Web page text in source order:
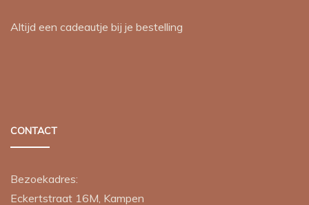
Altijd een cadeautje bij je bestelling
CONTACT
Bezoekadres:
Eckertstraat 16M, Kampen